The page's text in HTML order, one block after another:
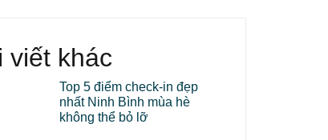
viết khác
Top 5 điểm check-in đẹp
nhất Ninh Bình mùa hè
không thể bỏ lỡ